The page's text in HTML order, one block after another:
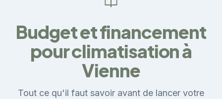
Budget et financement
pour climatisation à
Vienne
Tout ce qu'il faut savoir avant de lancer votre